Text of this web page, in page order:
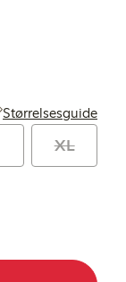
Størrelsesguide
XL